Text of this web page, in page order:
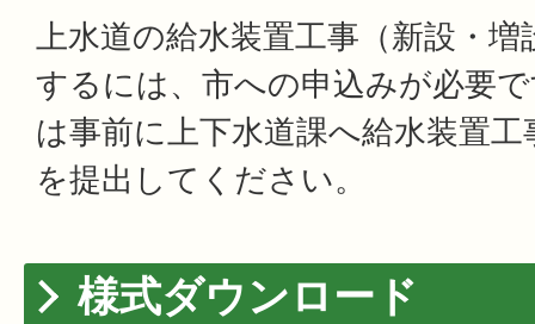
上水道の給水装置工事（新設・増
するには、市への申込みが必要
は事前に上下水道課へ給水装置
を提出してください。
様式ダウンロード